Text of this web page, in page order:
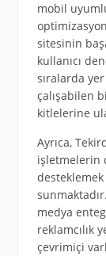
mobil
sitesinin
kullanıcı
sıralarda
çalışabilen
kitlelerine
Ayrıca,
işletmelerin
medya
reklamcılık
çevrimiçi